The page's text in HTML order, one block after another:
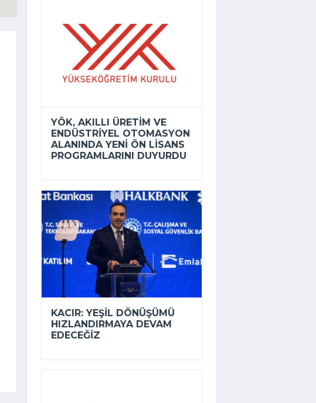
YÖK, AKILLI ÜRETIM VE
ENDÜSTRIYEL OTOMASYON
ALANINDA YENI ÖN LISANS
PROGRAMLARINI DUYURDU
KACIR: YEŞIL DÖNÜŞÜMÜ
HIZLANDIRMAYA DEVAM
EDECEĞIZ